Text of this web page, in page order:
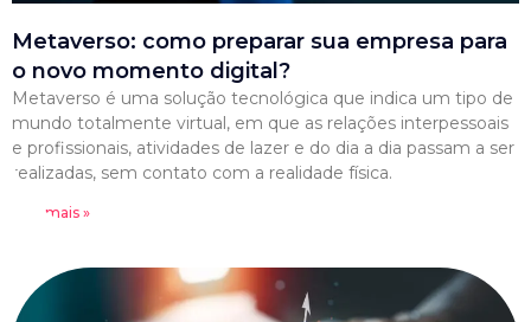
Metaverso: como preparar sua empresa para
o novo momento digital?
Metaverso é uma solução tecnológica que indica um tipo de
mundo totalmente virtual, em que as relações interpessoais
e profissionais, atividades de lazer e do dia a dia passam a ser
realizadas, sem contato com a realidade física.
Leia mais »